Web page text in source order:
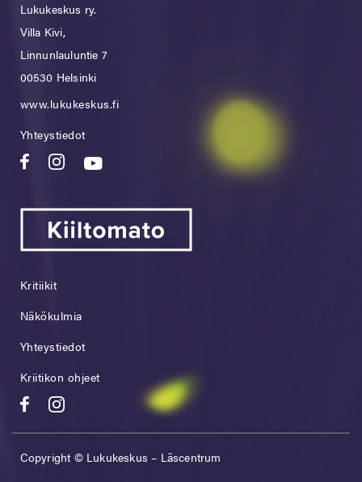
Lukukeskus ry.
Villa Kivi,
Linnunlauluntie 7
00530 Helsinki
www.lukukeskus.fi
Yhteystiedot
Kritiikit
Näkökulmia
Yhteystiedot
Kriitikon ohjeet
Copyright © Lukukeskus – Läscentrum